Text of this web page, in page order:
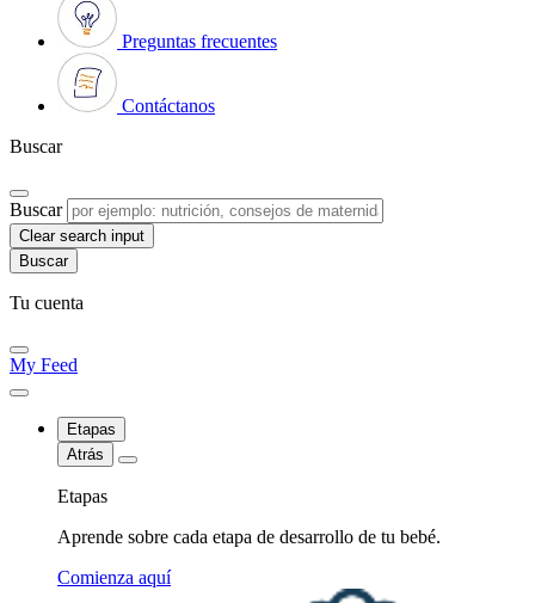
Preguntas frecuentes
Contáctanos
Buscar
Buscar
Clear search input
Tu cuenta
My Feed
Etapas
Atrás
Etapas
Aprende sobre cada etapa de desarrollo de tu bebé.
Comienza aquí